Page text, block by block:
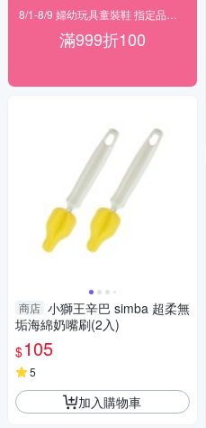
滿999折100
商店 小獅王辛巴 simba 超柔無
垢海綿奶嘴刷(2入)
$105
5
加入購物車